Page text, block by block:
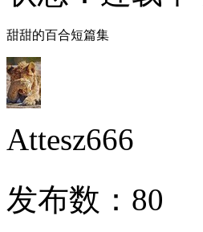
甜甜的百合短篇集
Attesz666
发布数： 80